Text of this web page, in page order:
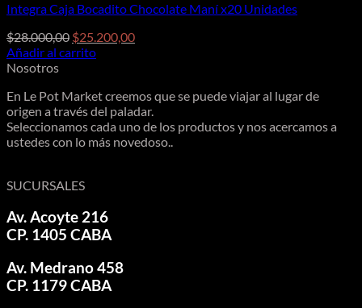
Integra Caja Bocadito Chocolate Maní x20 Unidades
$28.000,00 El
precio
$28.000,00.
$25.200,00El
$25.200,00.
Añadir al carrito
Nosotros
En Le Pot Market creemos que se puede viajar al lugar de
origen a través del paladar.
Seleccionamos cada uno de los productos y nos acercamos a
ustedes con lo más novedoso..
SUCURSALES
Av. Acoyte 216
CP. 1405 CABA
Av. Medrano 458
CP. 1179 CABA